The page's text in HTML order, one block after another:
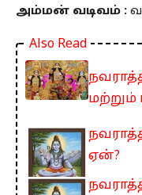
அம்மன் வடிவம் :
Also Read
ஏன்?